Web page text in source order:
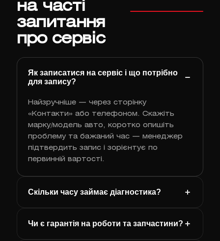
на часті
запитання
про сервіс
Як записатися на сервіс і що потрібно
для запису?
Найзручніше — через сторінку
«Контакти» або телефоном. Скажіть
марку/модель авто, коротко опишіть
проблему та бажаний час — менеджер
підтвердить запис і зорієнтує по
первинній вартості.
Скільки часу займає діагностика?
Чи є гарантія на роботи та запчастини?